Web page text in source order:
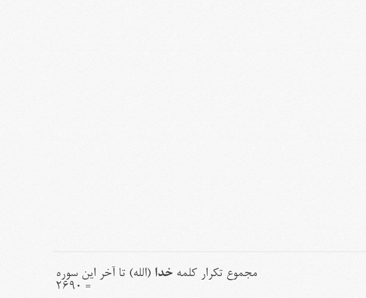
مجموع تکرار کلمهخدا (الله) تا آخر این سوره
= ۲۶۹۰